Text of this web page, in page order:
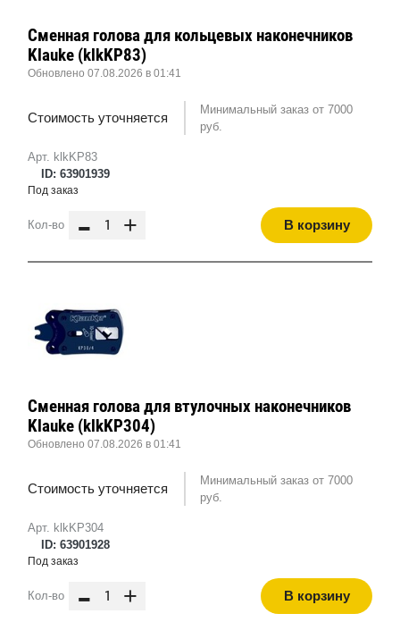
Арт. klkKP83
ID: 63901939
Сменная голова для кольцевых наконечников
Klauke (klkKP83)
Обновлено 07.08.2026 в 01:41
Стоимость уточняется
Минимальный заказ от 7000
руб.
Под заказ
Кол-во - + В корзину
Арт. klkKP304
ID: 63901928
Сменная голова для втулочных наконечников
Klauke (klkKP304)
Обновлено 07.08.2026 в 01:41
Стоимость уточняется
Минимальный заказ от 7000
руб.
Под заказ
Кол-во - + В корзину